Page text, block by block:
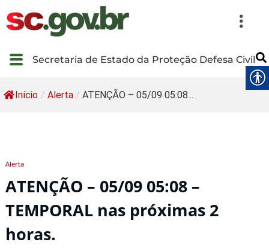
Secretaria de Estado da Proteção Defesa Civil
Início / Alerta / ATENÇÃO – 05/09 05:08...
Alerta
ATENÇÃO – 05/09 05:08 –
TEMPORAL nas próximas 2
horas.